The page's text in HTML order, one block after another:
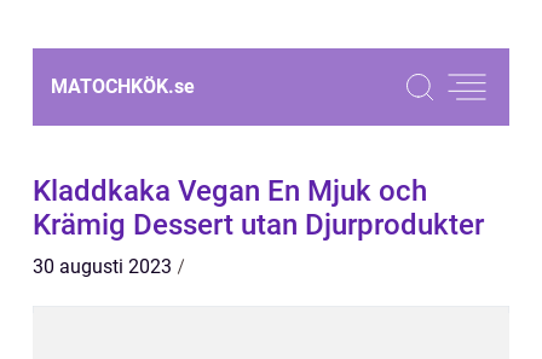
MATOCHKÖK.se
Kladdkaka Vegan En Mjuk och
Krämig Dessert utan Djurprodukter
30 augusti 2023